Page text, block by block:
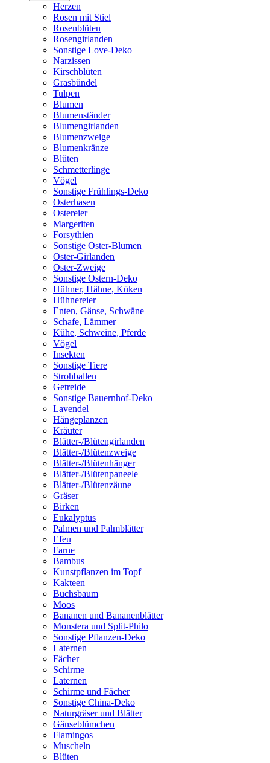
Herzen
Rosen mit Stiel
Rosenblüten
Rosengirlanden
Sonstige Love-Deko
Narzissen
Kirschblüten
Grasbündel
Tulpen
Blumen
Blumenständer
Blumengirlanden
Blumenzweige
Blumenkränze
Blüten
Schmetterlinge
Vögel
Sonstige Frühlings-Deko
Osterhasen
Ostereier
Margeriten
Forsythien
Sonstige Oster-Blumen
Oster-Girlanden
Oster-Zweige
Sonstige Ostern-Deko
Hühner, Hähne, Küken
Hühnereier
Enten, Gänse, Schwäne
Schafe, Lämmer
Kühe, Schweine, Pferde
Vögel
Insekten
Sonstige Tiere
Strohballen
Getreide
Sonstige Bauernhof-Deko
Lavendel
Hängeplanzen
Kräuter
Blätter-/Blütengirlanden
Blätter-/Blütenzweige
Blätter-/Blütenhänger
Blätter-/Blütenpaneele
Blätter-/Blütenzäune
Gräser
Birken
Eukalyptus
Palmen und Palmblätter
Efeu
Farne
Bambus
Kunstpflanzen im Topf
Kakteen
Buchsbaum
Moos
Bananen und Bananenblätter
Monstera und Split-Philo
Sonstige Pflanzen-Deko
Laternen
Fächer
Schirme
Laternen
Schirme und Fächer
Sonstige China-Deko
Naturgräser und Blätter
Gänseblümchen
Flamingos
Muscheln
Blüten